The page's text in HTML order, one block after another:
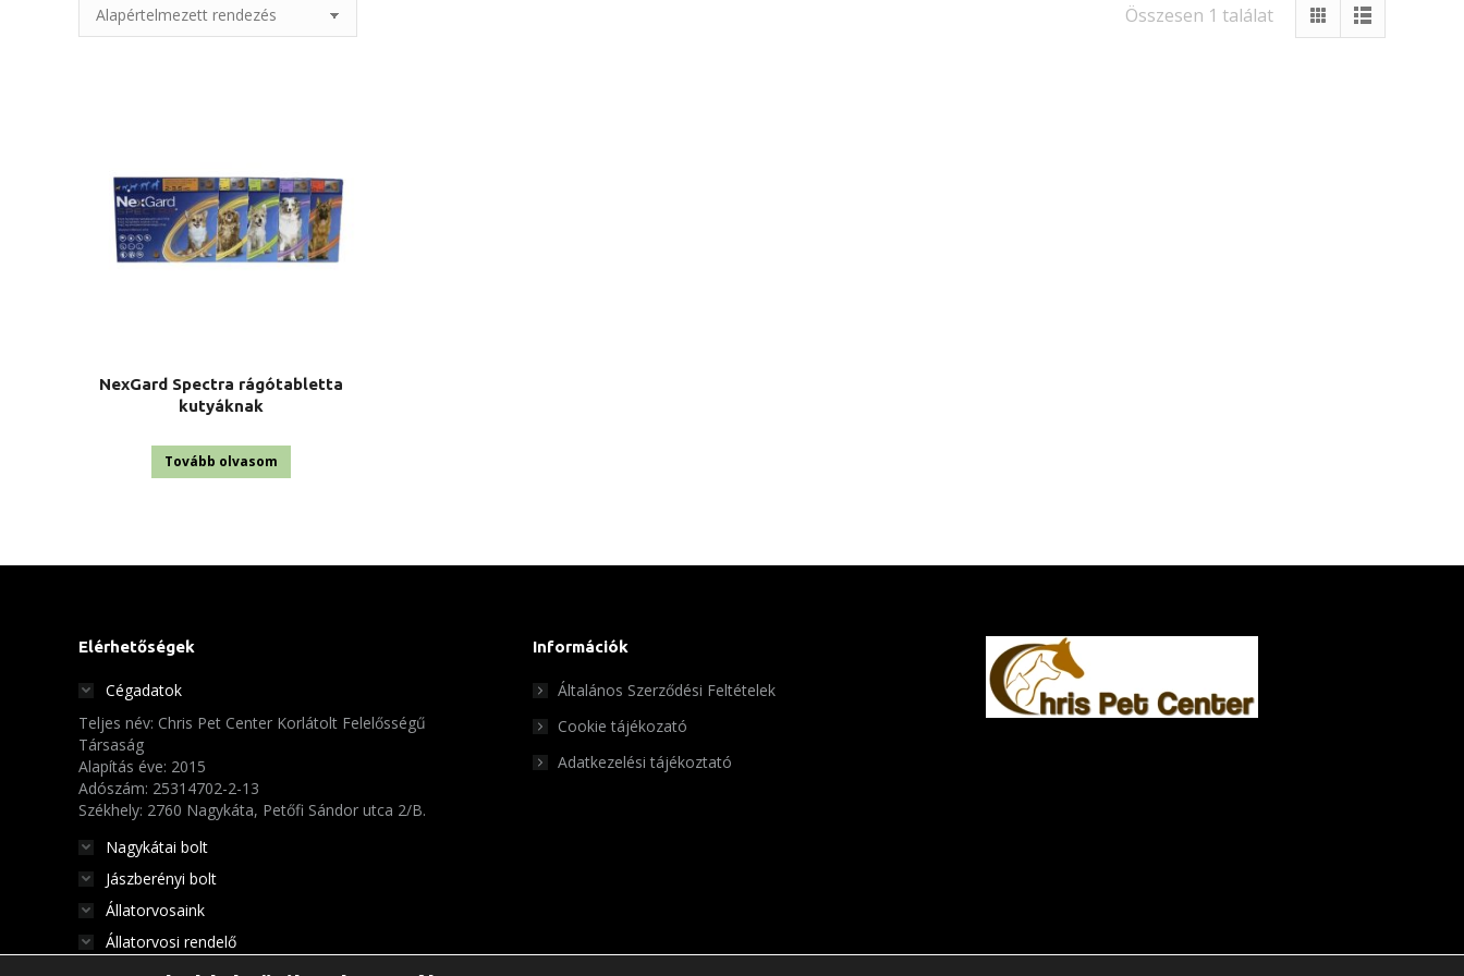
Összesen 1 találat
NexGard Spectra rágótabletta
kutyáknak
Tovább olvasom
Elérhetőségek
Cégadatok
Teljes név: Chris Pet Center Korlátolt Felelősségű
Társaság
Alapítás éve: 2015
Adószám: 25314702-2-13
Székhely: 2760 Nagykáta, Petőfi Sándor utca 2/B.
Nagykátai bolt
Jászberényi bolt
Állatorvosaink
Állatorvosi rendelő
Információk
Általános Szerződési Feltételek
Cookie tájékozató
Adatkezelési tájékoztató